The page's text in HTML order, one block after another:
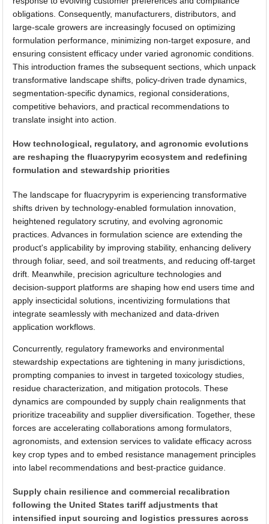
obligations. Consequently, manufacturers, distributors, and
large-scale growers are increasingly focused on optimizing
formulation performance, minimizing non-target exposure, and
ensuring consistent efficacy under varied agronomic conditions.
This introduction frames the subsequent sections, which unpack
transformative landscape shifts, policy-driven trade dynamics,
segmentation-specific dynamics, regional considerations,
competitive behaviors, and practical recommendations to
translate insight into action.
How technological, regulatory, and agronomic evolutions
are reshaping the fluacrypyrim ecosystem and redefining
formulation and stewardship priorities
The landscape for fluacrypyrim is experiencing transformative
shifts driven by technology-enabled formulation innovation,
heightened regulatory scrutiny, and evolving agronomic
practices. Advances in formulation science are extending the
product's applicability by improving stability, enhancing delivery
through foliar, seed, and soil treatments, and reducing off-target
drift. Meanwhile, precision agriculture technologies and
decision-support platforms are shaping how end users time and
apply insecticidal solutions, incentivizing formulations that
integrate seamlessly with mechanized and data-driven
application workflows.
Concurrently, regulatory frameworks and environmental
stewardship expectations are tightening in many jurisdictions,
prompting companies to invest in targeted toxicology studies,
residue characterization, and mitigation protocols. These
dynamics are compounded by supply chain realignments that
prioritize traceability and supplier diversification. Together, these
forces are accelerating collaborations among formulators,
agronomists, and extension services to validate efficacy across
key crop types and to embed resistance management principles
into label recommendations and best-practice guidance.
Supply chain resilience and commercial recalibration
following the United States tariff adjustments that
intensified input sourcing and logistics pressures across